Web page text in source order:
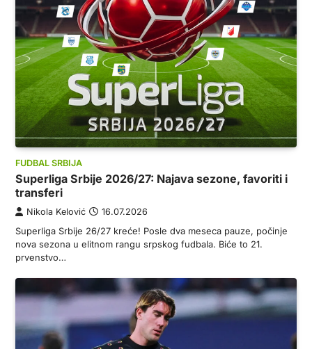
FUDBAL SRBIJA
Superliga Srbije 2026/27: Najava sezone, favoriti i
transferi
Nikola Kelović 16.07.2026
Superliga Srbije 26/27 kreće! Posle dva meseca pauze, počinje
nova sezona u elitnom rangu srpskog fudbala. Biće to 21.
prvenstvo…